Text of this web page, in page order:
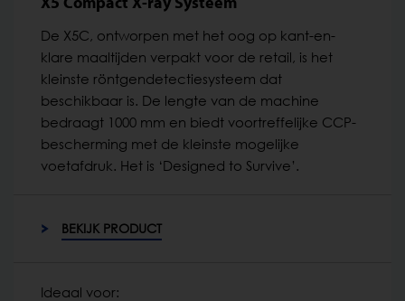
De X5C, ontworpen met het oog op kant-en-
klare maaltijden verpakt voor de retail, is het
kleinste röntgendetectiesysteem dat
beschikbaar is. De lengte van de machine
bedraagt 1000 mm en biedt voortreffelijke CCP-
bescherming met de kleinste mogelijke
voetafdruk. Het is ‘Designed to Survive’.
BEKIJK PRODUCT
Ideaal voor: